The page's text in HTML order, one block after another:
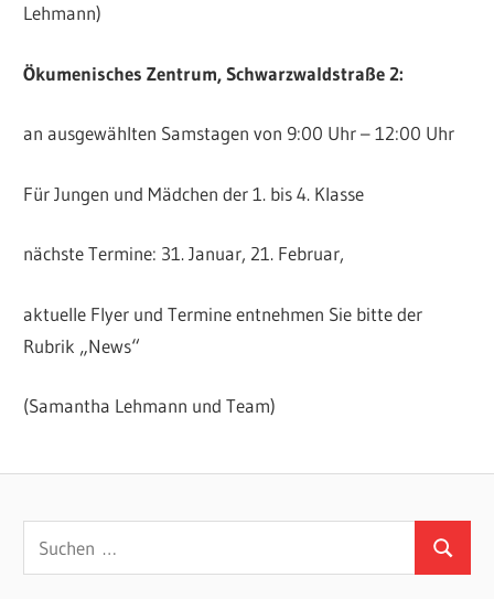
Lehmann)
Ökumenisches Zentrum, Schwarzwaldstraße 2:
an ausgewählten Samstagen von 9:00 Uhr – 12:00 Uhr
Für Jungen und Mädchen der 1. bis 4. Klasse
nächste Termine: 31. Januar, 21. Februar,
aktuelle Flyer und Termine entnehmen Sie bitte der
Rubrik „News“
(Samantha Lehmann und Team)
Suchen
nach:
Suchen